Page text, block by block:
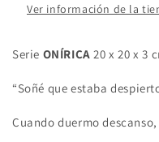
Ver información de la
Serie ONÍRICA 20 x 20 x 3
“Soñé que estaba
Cuando duermo